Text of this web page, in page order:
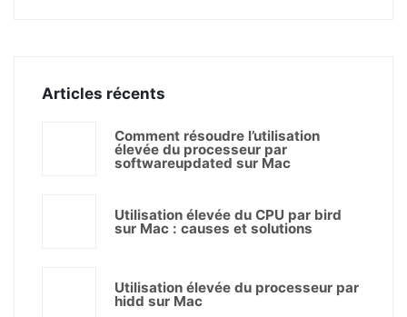
Articles récents
Comment résoudre l’utilisation
élevée du processeur par
softwareupdated sur Mac
Utilisation élevée du CPU par bird
sur Mac : causes et solutions
Utilisation élevée du processeur par
hidd sur Mac